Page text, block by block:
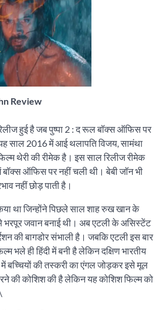
Review
हुई है जब पुष्‍पा 2 : द रूल बॉक्‍स ऑफिस पर
साल 2016 में आई थलापति विजय, सामंथा
थेरी की रीमेक है। इस साल रिलीज रीमेक
ऑफिस पर नहीं चली थी। बेबी जॉन भी
नहीं छोड़ पाती है।
था जिन्‍होंने पिछले साल शाह रुख खान के
जवान बनाई थी। अब एटली के असिस्‍टेंट
की बागडोर संभाली है। जबकि एटली इस बार
भले ही हिंदी में बनी है लेकिन दक्षिण भारतीय
बच्चियों की तस्‍करी का एंगल जोड़कर इसे मूल
की कोशिश की है लेकिन यह कोशिश फिल्‍म को